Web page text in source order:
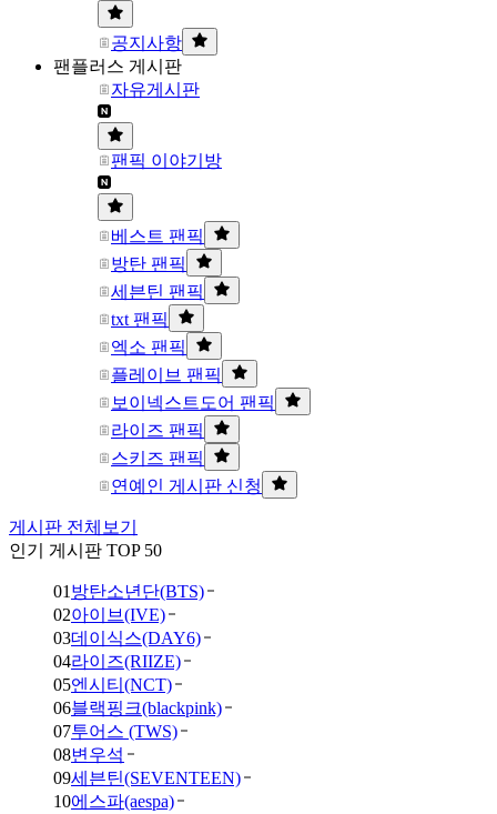
공지사항
팬플러스 게시판
자유게시판
팬픽 이야기방
베스트 팬픽
방탄 팬픽
세븐틴 팬픽
txt 팬픽
엑소 팬픽
플레이브 팬픽
보이넥스트도어 팬픽
라이즈 팬픽
스키즈 팬픽
연예인 게시판 신청
게시판 전체보기
인기 게시판 TOP 50
01 방탄소년단(BTS)
02아이브(IVE)
03데이식스(DAY6)
04라이즈(RIIZE)
05엔시티(NCT)
06블랙핑크(blackpink)
07투어스 (TWS)
08변우석
09세븐틴(SEVENTEEN)
10에스파(aespa)